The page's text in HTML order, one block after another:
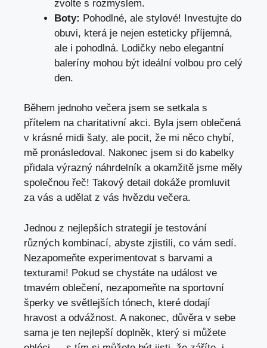
zvolte s rozmyslem.
Boty: Pohodlné, ale stylové! Investujte do
obuvi, která je nejen esteticky příjemná,
ale i pohodlná. Lodičky nebo elegantní
baleríny mohou být ideální volbou pro celý
den.
Během jednoho večera jsem se setkala s
přítelem na charitativní akci. Byla jsem oblečená
v krásné midi šaty, ale pocit, že mi něco chybí,
mě pronásledoval. Nakonec jsem si do kabelky
přidala výrazný náhrdelník a okamžitě jsme měly
společnou řeč! Takový detail dokáže promluvit
za vás a udělat z vás hvězdu večera.
Jednou z nejlepších strategií je testování
různých kombinací, abyste zjistili, co vám sedí.
Nezapomeňte experimentovat s barvami a
texturami! Pokud se chystáte na událost ve
tmavém oblečení, nezapomeňte na sportovní
šperky ve světlejších tónech, které dodají
hravost a odvážnost. A nakonec, důvěra v sebe
sama je ten nejlepší doplněk, který si můžete